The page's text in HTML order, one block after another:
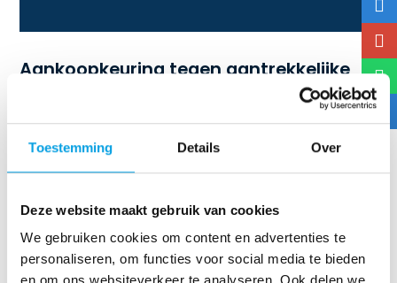
Toestemming Details Over
Deze website maakt gebruik van cookies
We gebruiken cookies om content en advertenties te
personaliseren, om functies voor social media te bieden
Aankoopkeuring tegen aantrekkelijke
tussen het basis-, professional- of bemiddelingspakket. Wil
helpen je om het juiste pakket te kiezen. Natuurlijk komen er
kosten kijken bij deze aankoopkeuring van je caravan, maar
deze kosten verdien je gemakkelijk weer terug. Met onze
rapportages weet je wat je koopt en wat de waarde van de